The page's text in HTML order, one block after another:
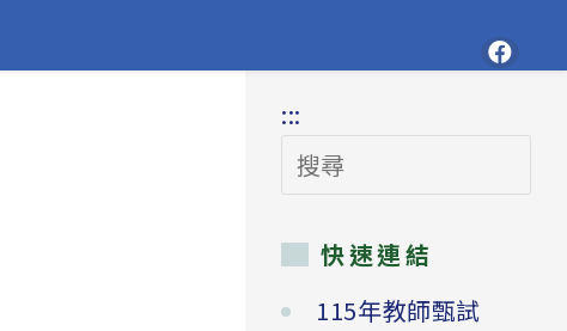
:::
搜
尋
快速連結
115年教師甄試